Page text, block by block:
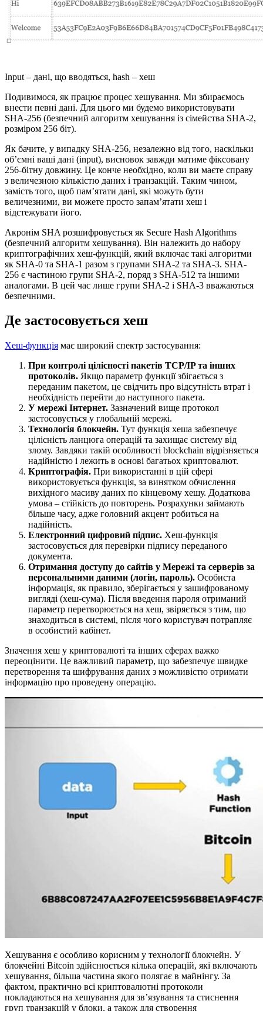
Input – дані, що вводяться, hash – хеш
Подивимося, як працює процес хешування. Ми збираємось
внести певні дані. Для цього ми будемо використовувати
SHA-256 (безпечний алгоритм хешування із сімейства SHA-2,
розміром 256 біт).
Як бачите, у випадку SHA-256, незалежно від того, наскільки
об’ємні ваші дані (input), висновок завжди матиме фіксовану
256-бітну довжину. Це конче необхідно, коли ви маєте справу
з величезною кількістю даних і транзакцій. Таким чином,
замість того, щоб пам’ятати дані, які можуть бути
величезними, ви можете просто запам’ятати хеш і
відстежувати його.
Акронім SHA розшифровується як Secure Hash Algorithms
(безпечний алгоритм хешування). Він належить до набору
криптографічних хеш-функцій, який включає такі алгоритми
як SHA-0 та SHA-1 разом з групами SHA-2 та SHA-3. SHA-
256 є частиною групи SHA-2, поряд з SHA-512 та іншими
аналогами. В цей час лише групи SHA-2 і SHA-3 вважаються
безпечними.
Де застосовується хеш
Хеш-функція має широкий спектр застосування:
При контролі цілісності пакетів TCP/IP та інших
протоколів. Якщо параметр функції збігається з
переданим пакетом, це свідчить про відсутність втрат і
необхідність перейти до наступного пакета.
У мережі Інтернет. Зазначений вище протокол
застосовується у глобальній мережі.
Технологія блокчейн. Тут функція хеша забезпечує
цілісність ланцюга операцій та захищає систему від
злому. Завдяки такій особливості blockchain відрізняється
надійністю і лежить в основі багатьох криптовалют.
Криптографія. При використанні в цій сфері
використовується функція, за винятком обчислення
вихідного масиву даних по кінцевому хешу. Додаткова
умова – стійкість до повторень. Розрахунки займають
більше часу, адже головний акцент робиться на
надійність.
Електронний цифровий підпис. Хеш-функція
застосовується для перевірки підпису переданого
документа.
Отримання доступу до сайтів у Мережі та серверів за
персональними даними (логін, пароль). Особиста
інформація, як правило, зберігається у зашифрованому
вигляді (хеш-сума). Після введення пароля отриманий
параметр перетворюється на хеш, звіряється з тим, що
знаходиться в системі, після чого користувач потрапляє
в особистий кабінет.
Значення хеш у криптовалюті та інших сферах важко
переоцінити. Це важливий параметр, що забезпечує швидке
перетворення та шифрування даних з можливістю отримати
інформацію про проведену операцію.
Хешування є особливо корисним у технології блокчейн. У
блокчейні Bitcoin здійснюється кілька операцій, які включають
хешування, більша частина якого полягає в майнінгу. За
фактом, практично всі криптовалютні протоколи
покладаються на хешування для зв’язування та стиснення
груп транзакцій у блоки, а також для створення